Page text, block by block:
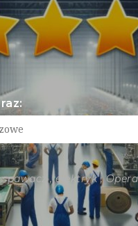
spawacz , elektryk ,